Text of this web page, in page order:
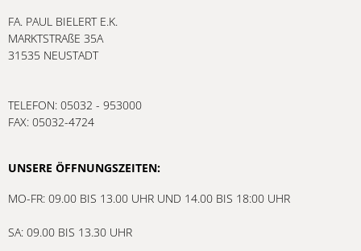
FA. PAUL BIELERT E.K.
MARKTSTRAßE 35A
31535 NEUSTADT
TELEFON: 05032 - 953000
FAX: 05032-4724
UNSERE ÖFFNUNGSZEITEN:
MO-FR: 09.00 BIS 13.00 UHR UND 14.00 BIS 18:00 UHR
SA: 09.00 BIS 13.30 UHR